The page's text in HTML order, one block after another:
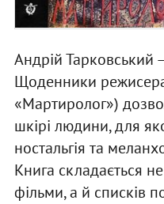
Андрій Тарковський
Щоденники режисера
«Мартиролог»)
шкірі людини, для
ностальгія та
Книга складається
фільми, а й списків